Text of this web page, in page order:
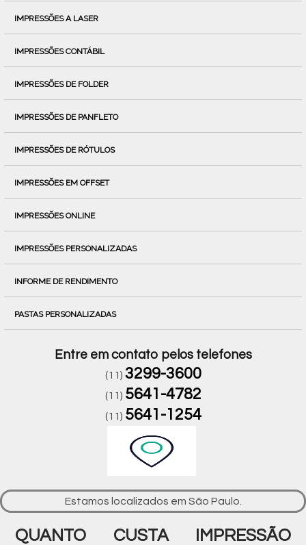
IMPRESSÕES A LASER
IMPRESSÕES CONTÁBIL
IMPRESSÕES DE FOLDER
IMPRESSÕES DE PANFLETO
IMPRESSÕES DE RÓTULOS
IMPRESSÕES EM OFFSET
IMPRESSÕES ONLINE
IMPRESSÕES PERSONALIZADAS
INFORME DE RENDIMENTO
PASTAS PERSONALIZADAS
Entre em contato pelos telefones
(11) 3299-3600
(11) 5641-4782
(11) 5641-1254
Estamos localizados em São Paulo.
QUANTO CUSTA IMPRESSÃO